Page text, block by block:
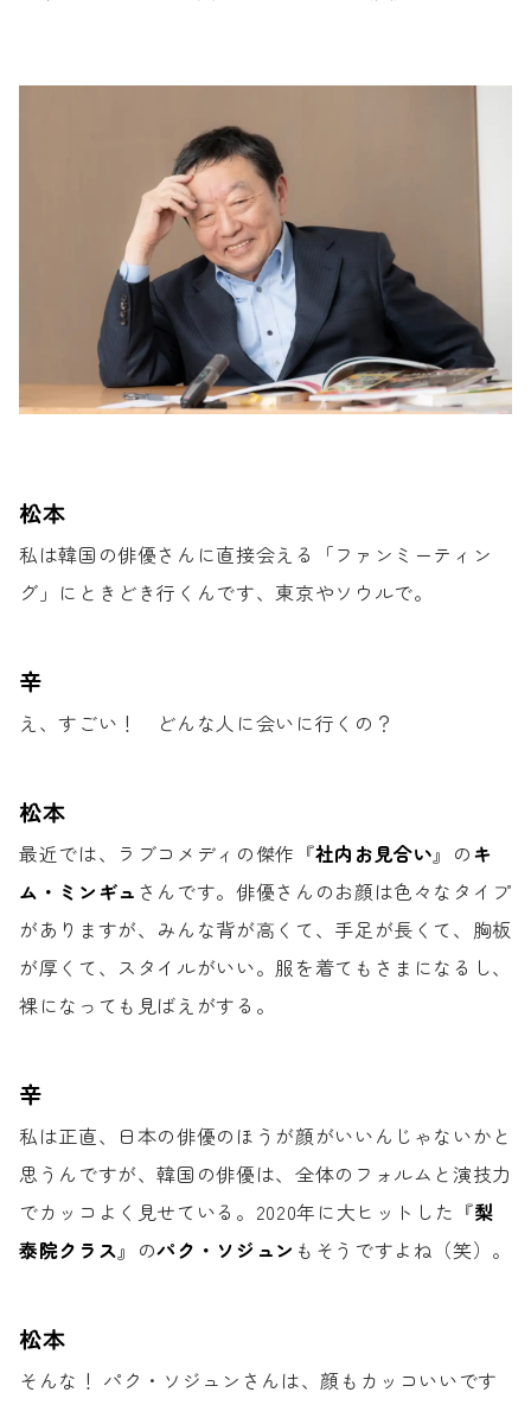
松本
私は韓国の俳優さんに直接会える
「ファンミーティン
グ」に ときどき行くんです、東京やソウルで。
辛
え、すごい！ どんな人に会いに行くの？
松本
最近では、ラブコメディの傑作 『社内お見合い』のキ
ム・ミンギュ さんです。俳優さんのお顔は色々なタイプ
がありますが、 みんな背が高くて、手足が長くて、 胸板
が厚くて、スタイルがいい。 服を着てもさまになるし、
裸になっても見ばえがする。
辛
私は正直、日本の俳優のほうが顔がいいんじゃないかと
思うんですが、韓国の俳優は、全体のフォルムと演技力
でカッコよく見せている。 2020年に大ヒットした『梨
泰院クラス』のパク・ソジュン もそうですよね（笑）。
松本
そんな！ パク・ソジュンさんは、顔もカッコいいです